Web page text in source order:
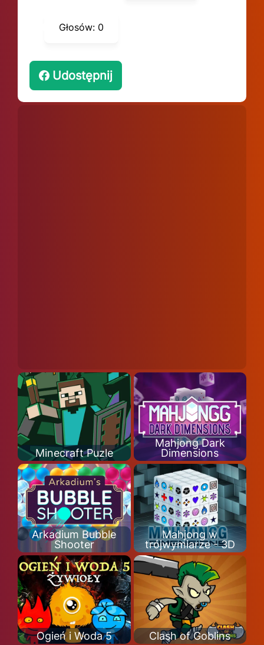
Głosów: 0
Udostępnij
Minecraft Puzle
Mahjong Dark
Dimensions
Arkadium Bubble
Shooter
Mahjong w
trójwymiarze - 3D
Ogień i Woda 5 Clash of Goblins